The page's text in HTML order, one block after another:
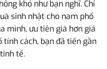
khó như bạn nghĩ. Chỉ
sinh nhật cho nam phổ
mình, ưu tiên giá hơn giá
cách, bạn đã tiến gần
tế.